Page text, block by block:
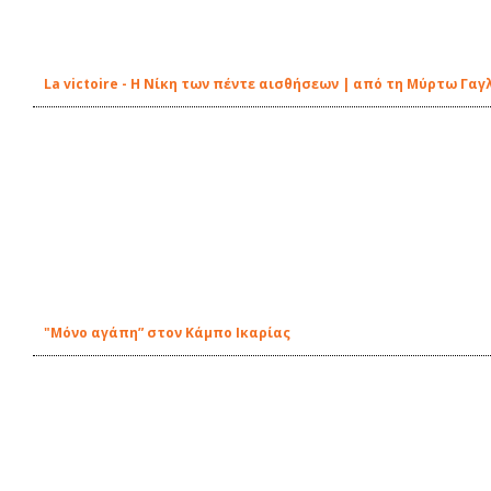
La victoire - Η Νίκη των πέντε αισθήσεων | από τη Μύρτω
"Μόνο αγάπη” στον Κάμπο Ικαρίας